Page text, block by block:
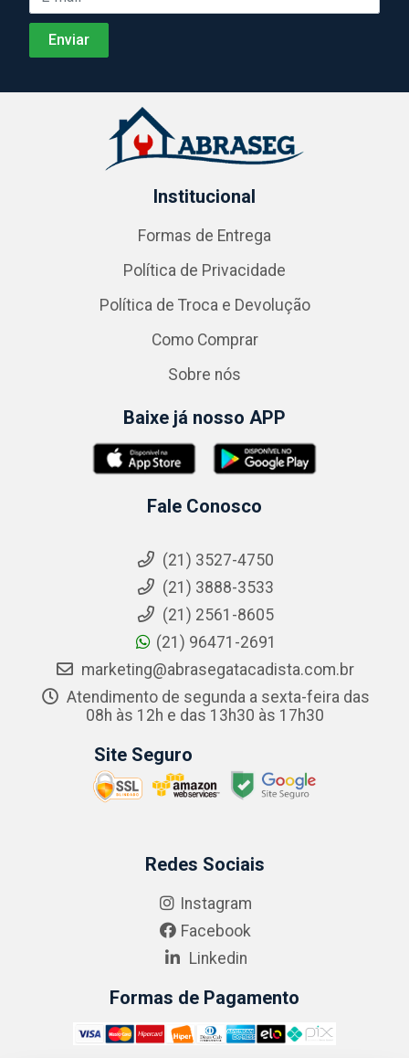
Institucional
Formas de Entrega
Política de Privacidade
Política de Troca e Devolução
Como Comprar
Sobre nós
Baixe já nosso APP
Fale Conosco
(21) 3527-4750
(21) 3888-3533
(21) 2561-8605
(21) 96471-2691
marketing@abrasegatacadista.com.br
Atendimento de segunda a sexta-feira das
08h às 12h e das 13h30 às 17h30
Site Seguro
Redes Sociais
Instagram
Facebook
Linkedin
Formas de Pagamento